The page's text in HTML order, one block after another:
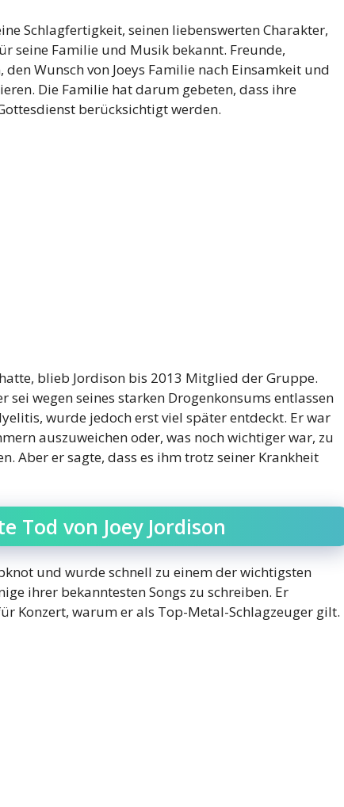
Schlagfertigkeit, seinen liebenswerten Charakter,
seine Familie und Musik bekannt. Freunde,
Wunsch von Joeys Familie nach Einsamkeit und
Die Familie hat darum gebeten, dass ihre
berücksichtigt werden.
blieb Jordison bis 2013 Mitglied der Gruppe.
sei wegen seines starken Drogenkonsums entlassen
wurde jedoch erst viel später entdeckt. Er war
auszuweichen oder, was noch wichtiger war, zu
Aber er sagte, dass es ihm trotz seiner Krankheit
Tod von Joey Jordison
und wurde schnell zu einem der wichtigsten
ihrer bekanntesten Songs zu schreiben. Er
Konzert, warum er als Top-Metal-Schlagzeuger gilt.